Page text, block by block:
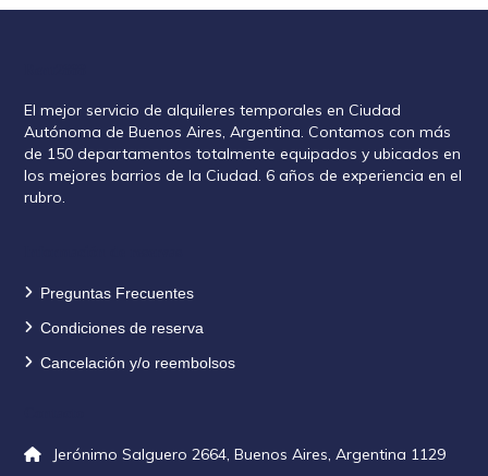
El mejor servicio de alquileres temporales en Ciudad
Autónoma de Buenos Aires, Argentina. Contamos con más
de 150 departamentos totalmente equipados y ubicados en
los mejores barrios de la Ciudad. 6 años de experiencia en el
rubro.
Preguntas Frecuentes
Condiciones de reserva
Cancelación y/o reembolsos
Jerónimo Salguero 2664, Buenos Aires, Argentina 1129